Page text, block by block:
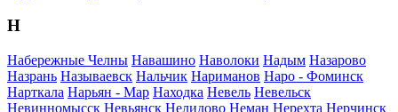
Н
Набережные Челны Навашино Наволоки Надым Назарово
Назрань Называевск Нальчик Нариманов Наро - Фоминск
Нарткала Нарьян - Мар Находка Невель Невельск
Невинномысск Невьянск Нелидово Неман Нерехта Нерчинск